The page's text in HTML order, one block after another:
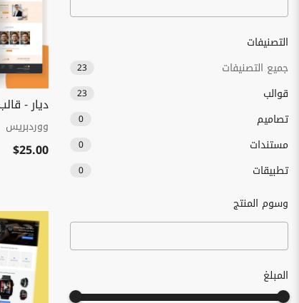
التصنيفات
جميع التصنيفات
23
قوالب 23
تصاميم 0
مستندات 0
تطبيقات 0
وسوم المنتج
المبلغ
ديار -
ووردبريس
$25.00